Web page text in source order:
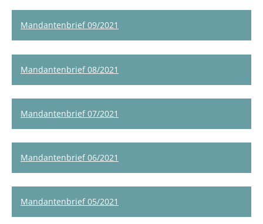
Mandantenbrief 09/2021
Mandantenbrief 08/2021
Mandantenbrief 07/2021
Mandantenbrief 06/2021
Mandantenbrief 05/2021